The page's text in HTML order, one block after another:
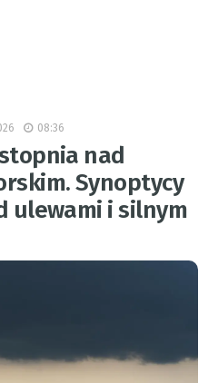
08:36
nad
Synoptycy
ulewami i silnym